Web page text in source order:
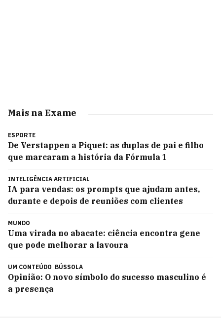
Mais na Exame
ESPORTE
De Verstappen a Piquet: as duplas de pai e filho
que marcaram a história da Fórmula 1
INTELIGÊNCIA ARTIFICIAL
IA para vendas: os prompts que ajudam antes,
durante e depois de reuniões com clientes
MUNDO
Uma virada no abacate: ciência encontra gene
que pode melhorar a lavoura
UM CONTEÚDO BÚSSOLA
Opinião: O novo símbolo do sucesso masculino é
a presença